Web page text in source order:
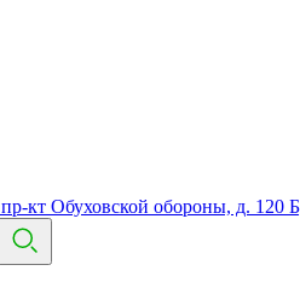
кт Обуховской обороны, д. 120